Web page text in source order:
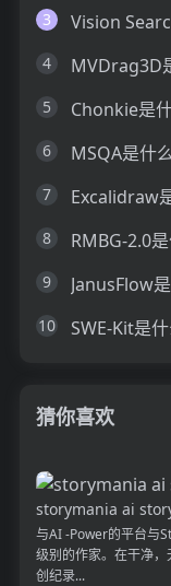
3
4
5
6
7
8
9
10
猜你喜欢
storymania ai
与AI -Power的平台与
级别的作家。在干净
创纪录...